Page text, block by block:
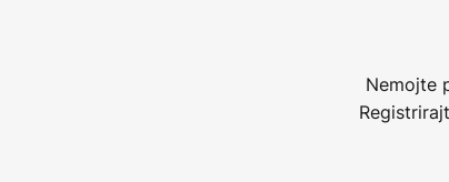
Nemojte